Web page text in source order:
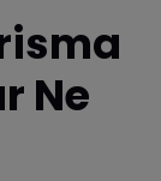
Ne